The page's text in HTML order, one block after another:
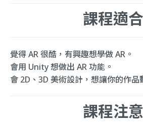
課程適合
覺得 AR 很酷，有興趣想學做 AR。
會用 Unity 想做出 AR 功能。
會 2D、3D 美術設計，想讓你的作品
課程注意